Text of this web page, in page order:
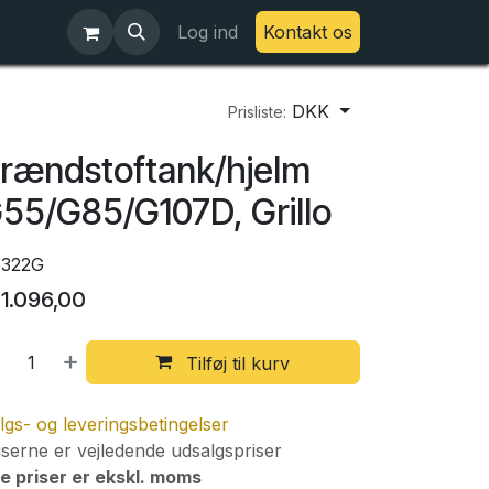
Log ind Kontakt os
Prisliste: DKK
hjelm
G85/G107D, Grillo
1.096,00
Tilføj til kurv
og leveringsbetingelser
er vejledende udsalgspriser
priser er ekskl. moms